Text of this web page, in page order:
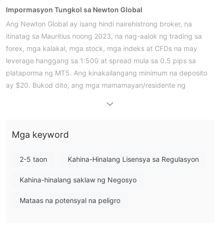
Impormasyon Tungkol sa Newton Global
Ang Newton Global ay isang hindi nairehistrong broker, na
itinatag sa Mauritius noong 2023, na nag-aalok ng trading sa
forex, mga kalakal, mga stock, mga indeks at CFDs na may
leverage hanggang sa 1:500 at spread mula sa 0.5 pips sa
plataporma ng MT5. Ang kinakailangang minimum na deposito
ay $20. Bukod dito, ang mga mamamayan/residente ng
Mga Kalamangan at Disadvantages
walang mga
wastong regulasyon. Mangyaring maging maingat sa
na ipinagbabawal ang paglilipat ng kliyente.
Mga keyword
2-5 taon Kahina-Hinalang Lisensya sa Regulasyon
Kahina-hinalang saklaw ng Negosyo
Mataas na potensyal na peligro